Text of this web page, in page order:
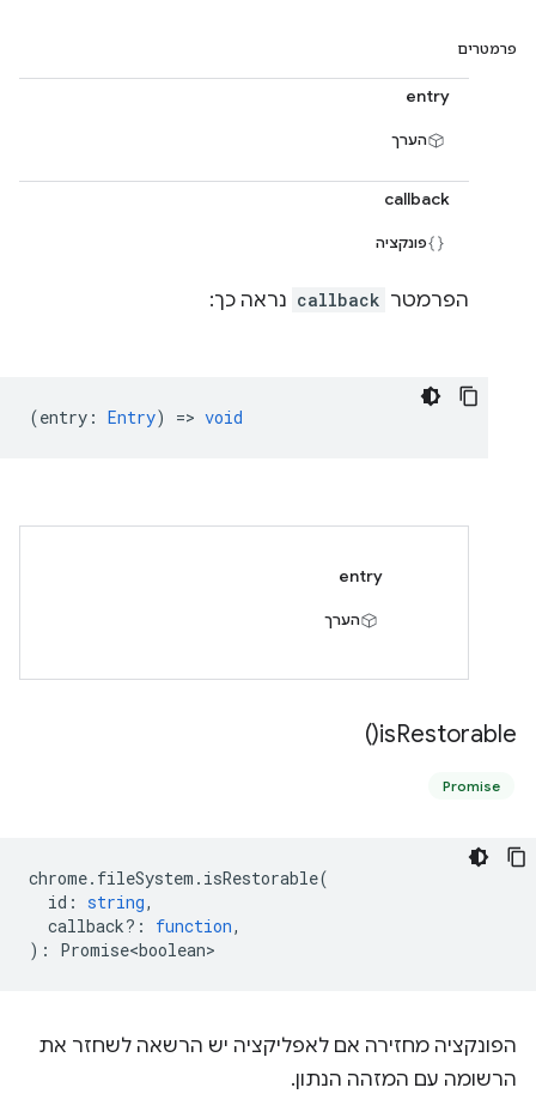
פרמטרים
entry
הערך
callback
פונקציה
הפרמטר callback נראה כך:
(entry : Entry) => void
entry
הערך
isRestorable(
)
Promise
chrome. fileSystem . isRestorable(
id : string,
callback? : function,
) : Promise<boolean>
הפונקציה מחזירה אם לאפליקציה יש הרשאה לשחזר את
הרשומה עם המזהה הנתון.